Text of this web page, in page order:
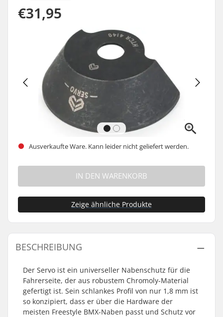
€31,95
Ausverkaufte Ware. Kann leider nicht geliefert werden.
IN DEN WARENKORB
Zeige ähnliche Produkte
BESCHREIBUNG
Der Servo ist ein universeller Nabenschutz für die
Fahrerseite, der aus robustem Chromoly-Material
gefertigt ist. Sein schlankes Profil von nur 1,8 mm ist
so konzipiert, dass er über die Hardware der
meisten Freestyle BMX-Naben passt und Schutz vor